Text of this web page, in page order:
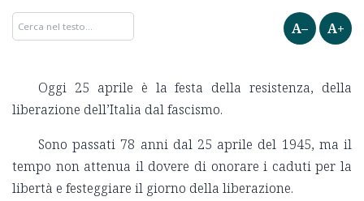
A– A+
Oggi 25 aprile è la festa della resistenza, della
liberazione dell’Italia dal fascismo.
Sono passati 78 anni dal 25 aprile del 1945, ma il
tempo non attenua il dovere di onorare i caduti per la
libertà e festeggiare il giorno della liberazione.